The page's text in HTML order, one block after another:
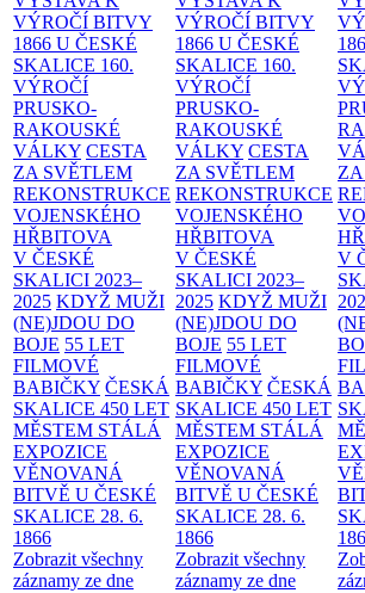
VÝROČÍ BITVY
1866 U ČESKÉ
SKALICE 160.
VÝROČÍ
PRUSKO-
RAKOUSKÉ
VÁLKY CESTA
ZA SVĚTLEM
REKONSTRUKCE
VOJENSKÉHO
HŘBITOVA
V ČESKÉ
SKALICI 2023–
2025 KDYŽ MUŽI
(NE)JDOU DO
BOJE 55 LET
FILMOVÉ
BABIČKY ČESKÁ
SKALICE 450 LET
MĚSTEM STÁLÁ
EXPOZICE
VĚNOVANÁ
BITVĚ U ČESKÉ
SKALICE 28. 6.
1866
Zobrazit všechny
záznamy ze dne
VÝROČÍ BITVY
1866 U ČESKÉ
SKALICE 160.
VÝROČÍ
PRUSKO-
RAKOUSKÉ
VÁLKY CESTA
ZA SVĚTLEM
REKONSTRUKCE
VOJENSKÉHO
HŘBITOVA
V ČESKÉ
SKALICI 2023–
2025 KDYŽ MUŽI
(NE)JDOU DO
BOJE 55 LET
FILMOVÉ
BABIČKY ČESKÁ
SKALICE 450 LET
MĚSTEM STÁLÁ
EXPOZICE
VĚNOVANÁ
BITVĚ U ČESKÉ
SKALICE 28. 6.
1866
Zobrazit všechny
záznamy ze dne
V